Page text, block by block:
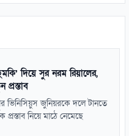
দিয়ে সুর নরম রিয়ালের,
প্রস্তাব
ভিনিসিয়ুস জুনিয়রকে দলে টানতে
নিয়ে মাঠে নেমেছে